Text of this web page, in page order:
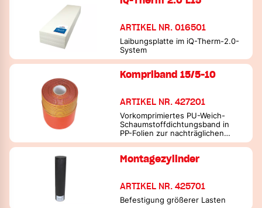
ARTIKEL NR. 016501
Laibungsplatte im iQ-Therm-2.0-
System
Kompriband 15/5-10
ARTIKEL NR. 427201
Vorkomprimiertes PU-Weich-
Schaumstoffdichtungsband in
PP-Folien zur nachträglichen
Entkomprimierung
Montagezylinder
ARTIKEL NR. 425701
Befestigung größerer Lasten